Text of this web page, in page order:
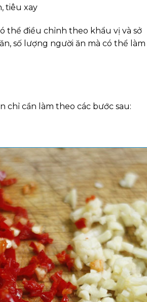
tiêu xay
thể điều chỉnh theo khẩu vị và sở
số lượng người ăn mà có thể làm
chỉ cần làm theo các bước sau: